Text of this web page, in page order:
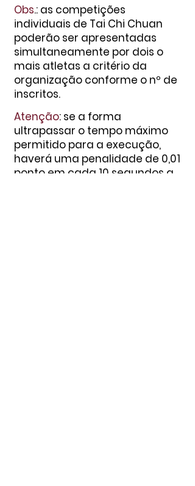
Obs.: as competições
individuais de Tai Chi Chuan
poderão ser apresentadas
simultaneamente por dois o
mais atletas a critério da
organização conforme o nº de
inscritos.
Atenção: se a forma
ultrapassar o tempo máximo
permitido para a execução,
haverá uma penalidade de 0,01
ponto em cada 10 segundos a